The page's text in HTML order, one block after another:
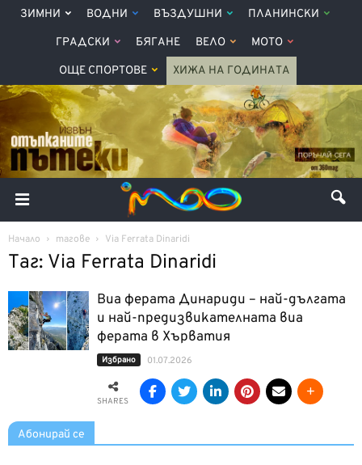
ЗИМНИ ВОДНИ ВЪЗДУШНИ ПЛАНИНСКИ
ГРАДСКИ БЯГАНЕ ВЕЛО МОТО
ОЩЕ СПОРТОВЕ ХИЖА НА ГОДИНАТА
Начало тагове Via Ferrata Dinaridi
Таг: Via Ferrata Dinaridi
Виа ферата Динариди – най-дългата
и най-предизвикателната виа
ферата в Хърватия
Избрано 01.07.2026
SHARES
Абонирай се